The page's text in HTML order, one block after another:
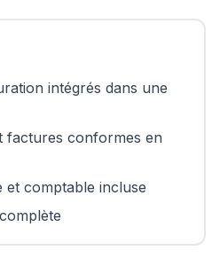
intégrés dans une
factures conformes en
et comptable incluse